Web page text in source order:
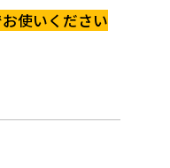
使いください